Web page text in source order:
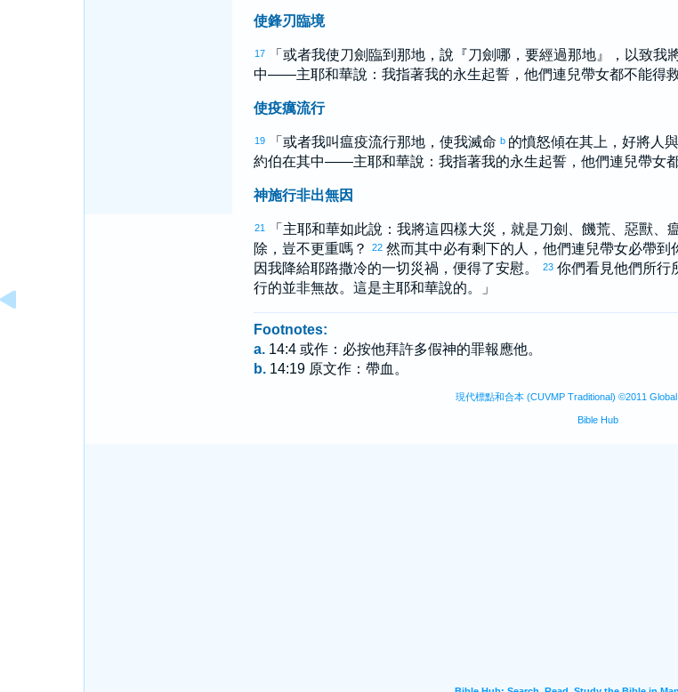
使鋒刃臨境
17 「或者我使刀劍臨到那地，說『刀劍哪，要經過那地』，以致我
中——主耶和華說：我指著我的永生起誓，他們連兒帶女都不能得救
使疫癘流行
19 「或者我叫瘟疫流行那地，使我滅命 b 的憤怒傾在其上，好將人
約伯在其中——主耶和華說：我指著我的永生起誓，他們連兒帶女
神施行非出無因
21 「主耶和華如此說：我將這四樣大災，就是刀劍、饑荒、惡獸、
除，豈不更重嗎？
22 然而其中必有剩下的人，他們連兒帶女必帶
因我降給耶路撒冷的一切災禍，便得了安慰。 23 你們看見他們所行
行的並非無故。這是主耶和華說的。」
Footnotes:
a. 14:4 或作：必按他拜許多假神的罪報應他。
b. 14:19 原文作：帶血。
現代標點和合本 (CUVMP Traditional) ©2011 Global
Bible Hub